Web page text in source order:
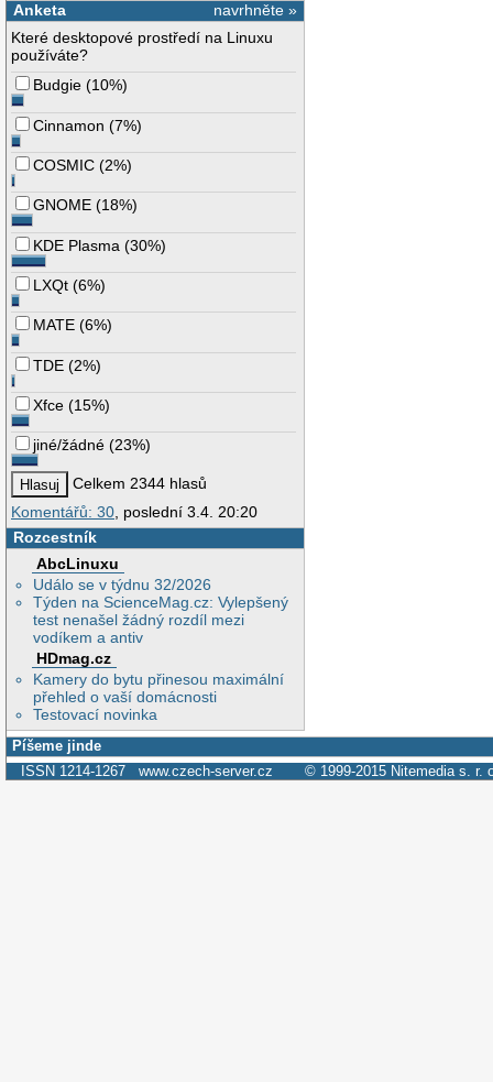
navrhněte »
Anketa
Které desktopové prostředí na Linuxu
používáte?
Budgie (10%)
Cinnamon (7%)
COSMIC (2%)
GNOME (18%)
KDE Plasma (30%)
LXQt (6%)
MATE (6%)
TDE (2%)
Xfce (15%)
jiné/žádné (23%)
Celkem 2344 hlasů
Komentářů: 30 , poslední 3.4. 20:20
Rozcestník
AbcLinuxu
Událo se v týdnu 32/2026
Týden na ScienceMag.cz: Vylepšený
test nenašel žádný rozdíl mezi
vodíkem a antiv
HDmag.cz
Kamery do bytu přinesou maximální
přehled o vaší domácnosti
Testovací novinka
Píšeme jinde
ISSN 1214-1267 www.czech-server.cz © 1999-2015 Nitemedia s. r.